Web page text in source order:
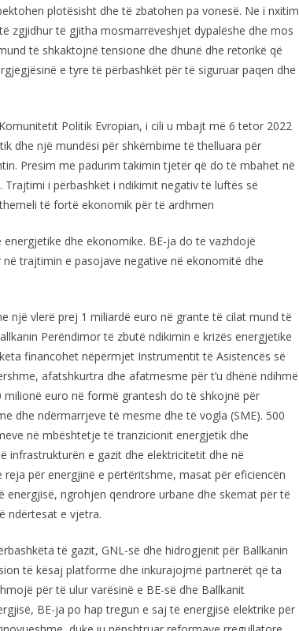
plotësisht dhe të zbatohen pa vonesë. Ne i nxitim
zgjidhur të gjitha mosmarrëveshjet dypalëshe dhe mos
të shkaktojnë tensione dhe dhunë dhe retorikë që
e tyre të përbashkët për të siguruar paqen dhe
Politik Evropian, i cili u mbajt më 6 tetor 2022
dhe një mundësi për shkëmbime të thelluara për
Presim me padurim takimin tjetër që do të mbahet në
i përbashkët i ndikimit negativ të luftës së
të fortë ekonomik për të ardhmen
dhe ekonomike. BE-ja do të vazhdojë
trajtimin e pasojave negative në ekonomitë dhe
një vlerë prej 1 miliardë euro në grante të cilat mund të
Perëndimor të zbutë ndikimin e krizës energjetike
financohet nëpërmjet Instrumentit të Asistencës së
afatshkurtra dhe afatmesme për t’u dhënë ndihmë
milionë euro në formë grantesh do të shkojnë për
dhe ndërmarrjeve të mesme dhe të vogla (SME). 500
në mbështetje të tranzicionit energjetik dhe
infrastrukturën e gazit dhe elektricitetit dhe në
për energjinë e përtëritshme, masat për eficiencën
ngrohjen qendrore urbane dhe skemat për të
ndërtesat e vjetra.
të gazit, GNL-së dhe hidrogjenit për Ballkanin
të kësaj platforme dhe inkurajojmë partnerët që ta
për të ulur varësinë e BE-së dhe Ballkanit
BE-ja po hap tregun e saj të energjisë elektrike për